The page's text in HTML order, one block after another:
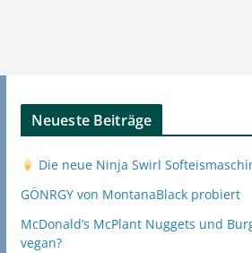
Neueste Beiträge
Die neue Ninja Swirl
GÖNRGY von MontanaBlack probiert
McDonald’s McPlant Nuggets und
vegan?